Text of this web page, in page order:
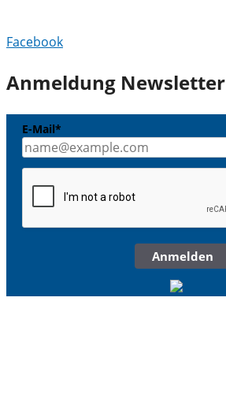
Facebook
Anmeldung Newsletter
E-Mail*
Anmelden